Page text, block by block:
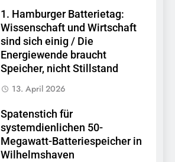
1. Hamburger Batterietag:
Wissenschaft und Wirtschaft
sind sich einig / Die
Energiewende braucht
Speicher, nicht Stillstand
13. April 2026
Spatenstich für
systemdienlichen 50-
Megawatt-Batteriespeicher in
Wilhelmshaven